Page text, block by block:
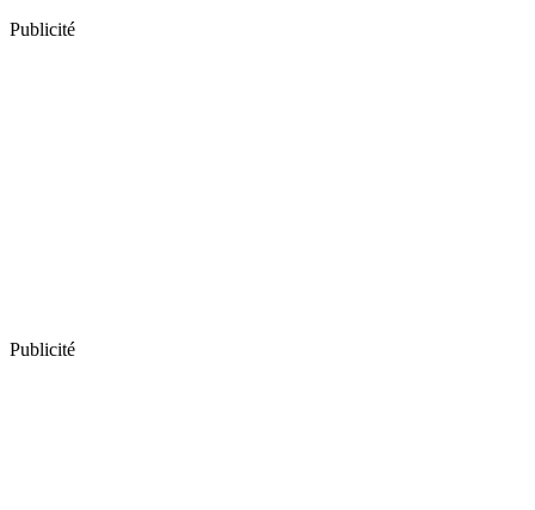
Publicité
Publicité